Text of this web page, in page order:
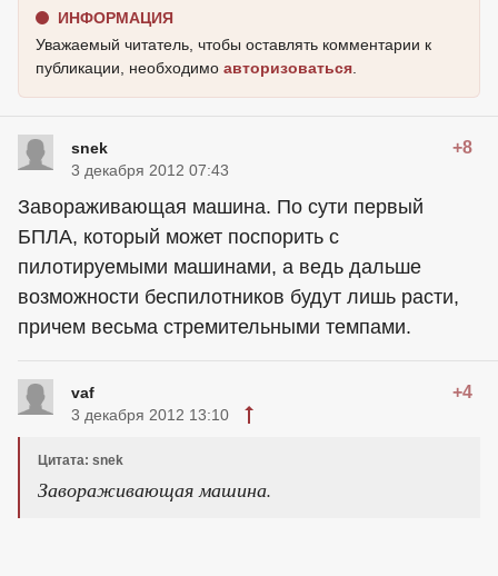
ИНФОРМАЦИЯ
Уважаемый читатель, чтобы оставлять комментарии к
публикации, необходимо авторизоваться
snek +8
3 декабря 2012 07:43
Завораживающая машина. По сути первый
БПЛА, который может поспорить с
пилотируемыми машинами, а ведь дальше
возможности беспилотников будут лишь расти,
причем весьма стремительными темпами.
vaf +4
3 декабря 2012 13:10
Цитата: snek
Завораживающая машина.